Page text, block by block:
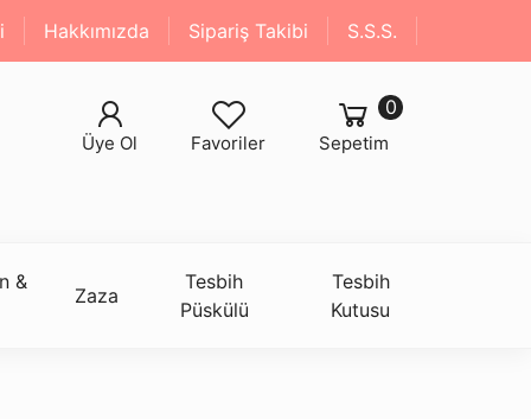
Hakkımızda Sipariş Takibi S.S.S.
Sepetim
0
Favoriler
Üye Ol
&
Zaza
Tesbih
Püskülü
Tesbih
Kutusu